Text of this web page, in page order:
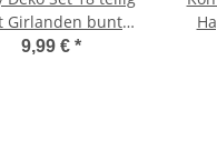
Girlanden bunt
Regenbogen
9,99 € *